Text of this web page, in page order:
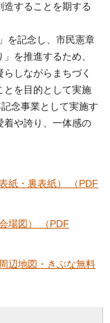
することを期する
を記念し、市民憲章
を推進するため、
しながらまちづく
とを目的として実施
念事業として実施す
着や誇り、一体感の
紙・裏表紙） （PDF
場図） （PDF
辺地図・きぶな無料